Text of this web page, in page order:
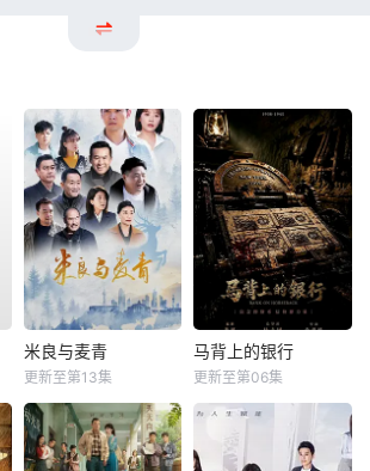
米良与麦青
更新至第13集
马背上的银行
更新至第06集